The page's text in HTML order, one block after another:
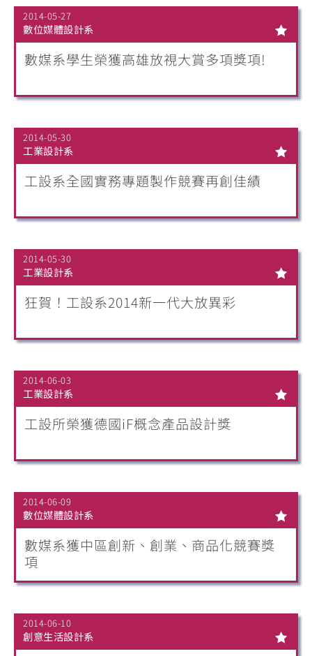
2014-05-27
數位媒體設計系
數媒系學生榮獲高雄放視大賞多項獎項!
2014-05-30
工業設計系
工設系全國實務專題製作競賽再創佳績
2014-05-30
工業設計系
狂賀！工設系2014新一代大放異彩
2014-06-03
工業設計系
工設所榮獲德國iF概念產品設計獎
2014-06-09
數位媒體設計系
數媒系獲中區創新、創業、商品化競賽獎
項
2014-06-10
創意生活設計系